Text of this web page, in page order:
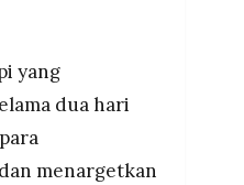
yang
dua hari
menargetkan